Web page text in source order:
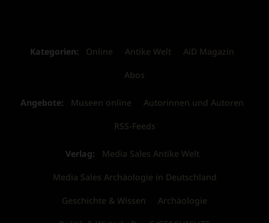
Kategorien: Online Antike Welt AiD Magazin
Abos
Angebote: Museen online Autorinnen und Autoren
RSS-Feeds
Verlag: Media Sales Antike Welt
Media Sales Archäologie in Deutschland
Geschichte & Wissen Archäologie